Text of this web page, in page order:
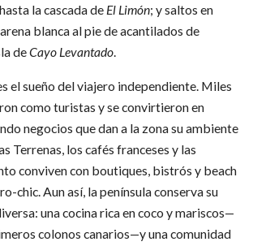
la cascada de El Limón; y saltos en
blanca al pie de acantilados de
deCayo Levantado
el sueño del viajero independiente. Miles
como turistas y se convirtieron en
negocios que dan a la zona su ambiente
Terrenas, los cafés franceses y las
conviven con boutiques, bistrós y beach
chic. Aun así, la península conserva su
una cocina rica en coco y mariscos—
colonos canarios—y una comunidad